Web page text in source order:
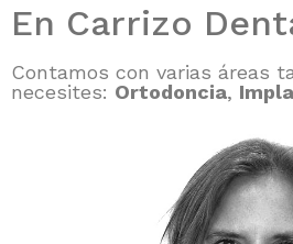
En Carrizo
Contamos con varias áreas
necesites: Ortodoncia,